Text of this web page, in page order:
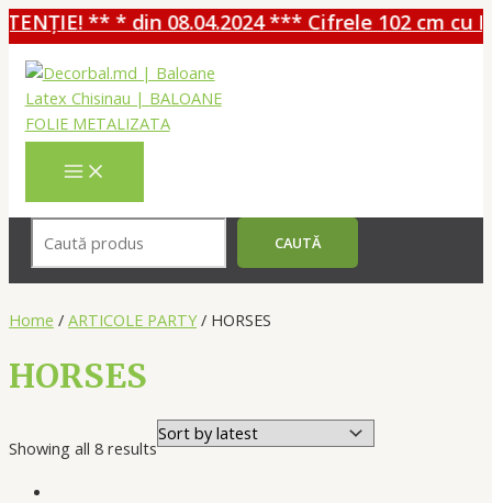
** * din 08.04.2024 *** Cifrele 102 cm cu
Перейти
содержимому
MAIN
MENU
CAUTĂ
Home / ARTICOLE PARTY/ HORSES
HORSES
Showing all 8 results